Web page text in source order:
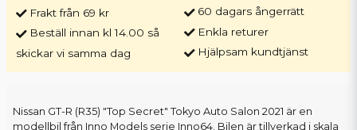
Frakt från 69 kr
Beställ innan kl 14.00 så
skickar vi samma dag
60 dagars ångerrätt
Enkla returer
Hjälpsam kundtjänst
Nissan GT-R (R35) "Top Secret" Tokyo Auto Salon 2021 är en
modellbil från Inno Models serie Inno64. Bilen är tillverkad i skala